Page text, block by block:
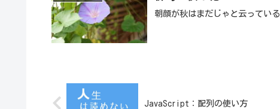
朝顔が秋はまだじゃと云っている
JavaScript：配列の使い方